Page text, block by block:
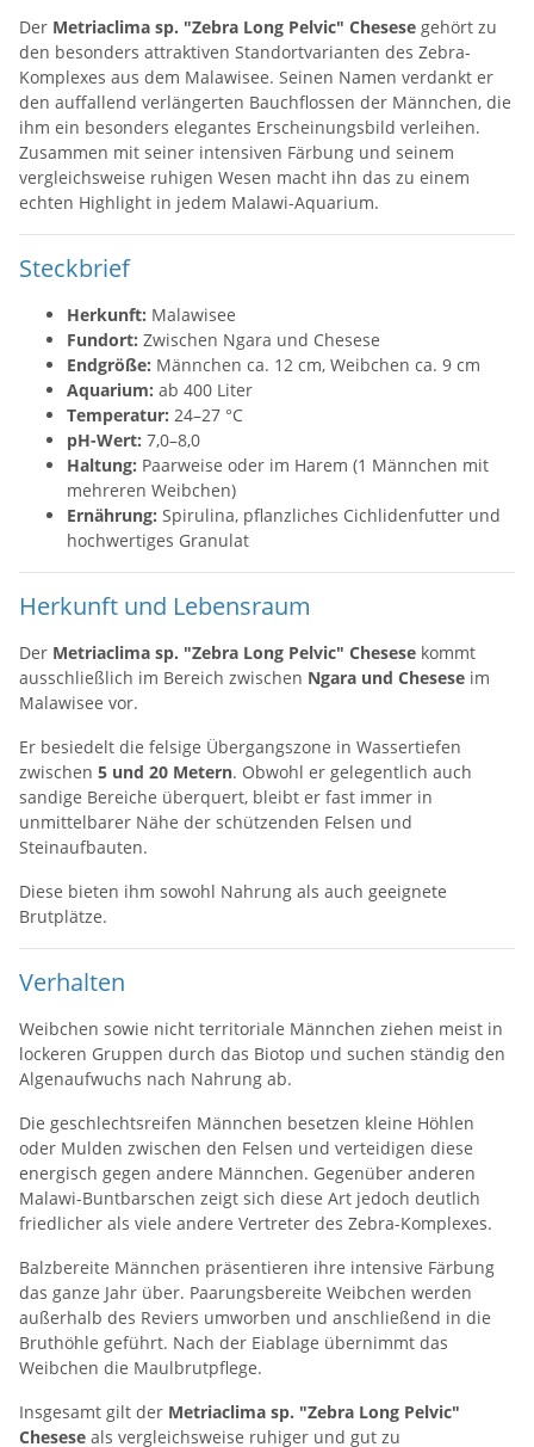
Der Metriaclima sp. "Zebra Long Pelvic" Chesese gehört zu
den besonders attraktiven Standortvarianten des Zebra-
Komplexes aus dem Malawisee. Seinen Namen verdankt er
den auffallend verlängerten Bauchflossen der Männchen, die
ihm ein besonders elegantes Erscheinungsbild verleihen.
Zusammen mit seiner intensiven Färbung und seinem
vergleichsweise ruhigen Wesen macht ihn das zu einem
echten Highlight in jedem Malawi-Aquarium.
Steckbrief
Herkunft: Malawisee
Fundort: Zwischen Ngara und Chesese
Endgröße: Männchen ca. 12 cm, Weibchen ca. 9 cm
Aquarium: ab 400 Liter
Temperatur: 24–27 °C
pH-Wert: 7,0–8,0
Haltung: Paarweise oder im Harem (1 Männchen mit
mehreren Weibchen)
Ernährung: Spirulina, pflanzliches Cichlidenfutter und
hochwertiges Granulat
Herkunft und Lebensraum
Der Metriaclima sp. "Zebra Long Pelvic" Chesese kommt
ausschließlich im Bereich zwischen Ngara und Chesese im
Malawisee vor.
Er besiedelt die felsige Übergangszone in Wassertiefen
zwischen 5 und 20 Metern. Obwohl er gelegentlich auch
sandige Bereiche überquert, bleibt er fast immer in
unmittelbarer Nähe der schützenden Felsen und
Steinaufbauten.
Diese bieten ihm sowohl Nahrung als auch geeignete
Brutplätze.
Verhalten
Weibchen sowie nicht territoriale Männchen ziehen meist in
lockeren Gruppen durch das Biotop und suchen ständig den
Algenaufwuchs nach Nahrung ab.
Die geschlechtsreifen Männchen besetzen kleine Höhlen
oder Mulden zwischen den Felsen und verteidigen diese
energisch gegen andere Männchen. Gegenüber anderen
Malawi-Buntbarschen zeigt sich diese Art jedoch deutlich
friedlicher als viele andere Vertreter des Zebra-Komplexes.
Balzbereite Männchen präsentieren ihre intensive Färbung
das ganze Jahr über. Paarungsbereite Weibchen werden
außerhalb des Reviers umworben und anschließend in die
Bruthöhle geführt. Nach der Eiablage übernimmt das
Weibchen die Maulbrutpflege.
Insgesamt gilt der Metriaclima sp. "Zebra Long Pelvic"
Chesese als vergleichsweise ruhiger und gut zu